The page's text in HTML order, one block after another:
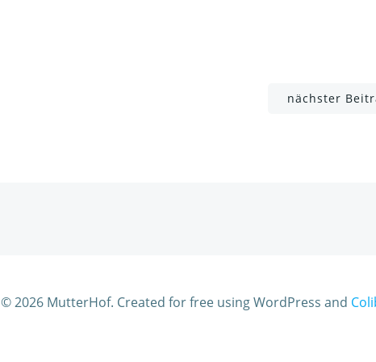
nächster
© 2026 MutterHof. Created for free using WordPress and